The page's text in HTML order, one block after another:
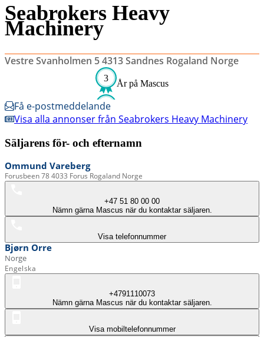
Seabrokers Heavy
Machinery
Vestre Svanholmen 5 4313 Sandnes Rogaland Norge
3 År på Mascus
Få e-postmeddelande
Visa alla annonser från Seabrokers Heavy Machinery
Säljarens för- och efternamn
Ommund Vareberg
Forusbeen 78 4033 Forus Rogaland Norge
+47 51 80 00 00
Nämn gärna Mascus när du kontaktar säljaren.
Visa telefonnummer
Bjørn Orre
Norge
Engelska
+4791110073
Nämn gärna Mascus när du kontaktar säljaren.
Visa mobiltelefonnummer